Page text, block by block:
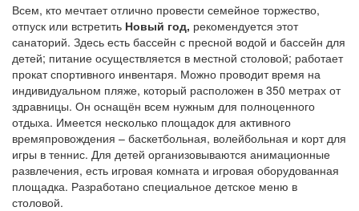
Всем, кто мечтает отлично провести семейное торжество,
отпуск или встретить Новый год, рекомендуется этот
санаторий. Здесь есть бассейн с пресной водой и бассейн для
детей; питание осуществляется в местной столовой; работает
прокат спортивного инвентаря. Можно проводит время на
индивидуальном пляже, который расположен в 350 метрах от
здравницы. Он оснащён всем нужным для полноценного
отдыха. Имеется несколько площадок для активного
времяпровождения – баскетбольная, волейбольная и корт для
игры в теннис. Для детей организовываются анимационные
развлечения, есть игровая комната и игровая оборудованная
площадка. Разработано специальное детское меню в
столовой.